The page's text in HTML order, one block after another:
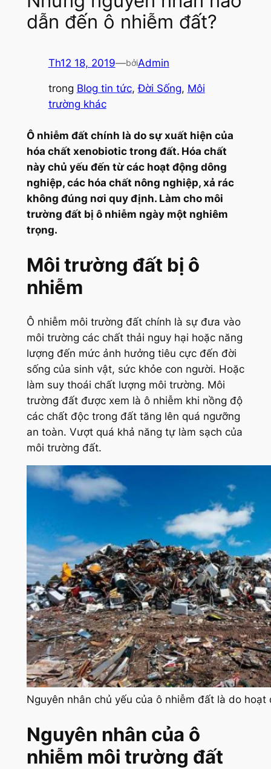
dẫn đến ô nhiễm đất?
Th12 18, 2019—bởiAdmin
trong Blog tin tức, Đời Sống, Môi
trường khác
Ô nhiễm đất chính là do sự xuất hiện của
hóa chất xenobiotic trong đất. Hóa chất
này chủ yếu đến từ các hoạt động dông
nghiệp, các hóa chất nông nghiệp, xả rác
không đúng nơi quy định. Làm cho môi
trường đất bị ô nhiễm ngày một nghiêm
trọng.
Môi trường đất bị ô
nhiễm
Ô nhiễm môi trường đất chính là sự đưa vào
môi trường các chất thải nguy hại hoặc năng
lượng đến mức ảnh hưởng tiêu cực đến đời
sống của sinh vật, sức khỏe con người. Hoặc
làm suy thoái chất lượng môi trường. Môi
trường đất được xem là ô nhiễm khi nồng độ
các chất độc trong đất tăng lên quá ngưỡng
an toàn. Vượt quá khả năng tự làm sạch của
môi trường đất.
Nguyên nhân chủ yếu của ô nhiễm đất là do hoạt
Nguyên nhân của ô
nhiễm môi trường đất